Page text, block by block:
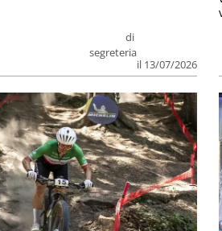
di
segreteria
il 13/07/2026